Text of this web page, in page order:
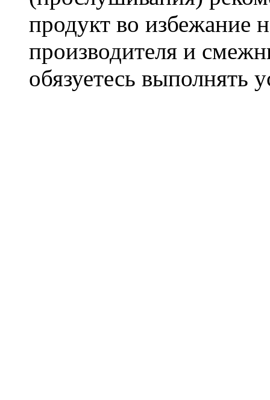
продукт во избежание
производителя и
обязуетесь выполнять